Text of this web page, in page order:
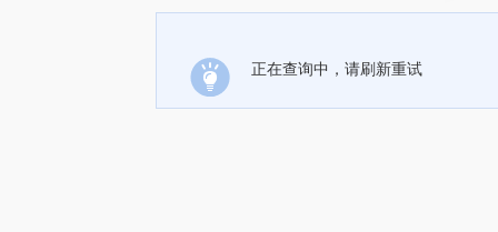
正在查询中，请刷新重试